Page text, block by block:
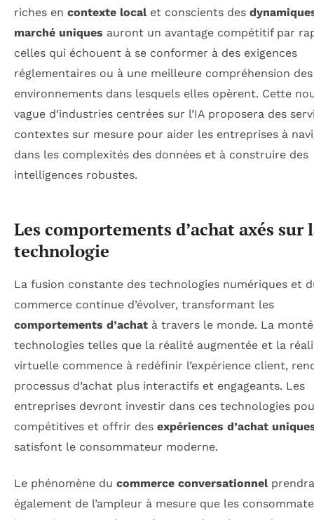
riches en contexte localet conscients des
marché uniques auront un avantage compétitif par
celles qui échouent à se conformer à des exigences
réglementaires ou à une meilleure compréhension des
environnements dans lesquels elles opèrent. Cette
vague d’industries centrées sur l’IA proposera des
contextes sur mesure pour aider les entreprises à
dans les complexités des données et à construire des
intelligences robustes.
Les comportements d’achat axés sur
technologie
La fusion constante des technologies numériques et
commerce continue d’évolver, transformant les
comportements d’achat à travers le monde. La
technologies telles que la réalité augmentée et la
virtuelle commence à redéfinir l’expérience client,
processus d’achat plus interactifs et engageants. Les
entreprises devront investir dans ces technologies
compétitives et offrir des expériences d’achat
satisfont le consommateur moderne.
Le phénomène du commerce conversationnelprendra
également de l’ampleur à mesure que les